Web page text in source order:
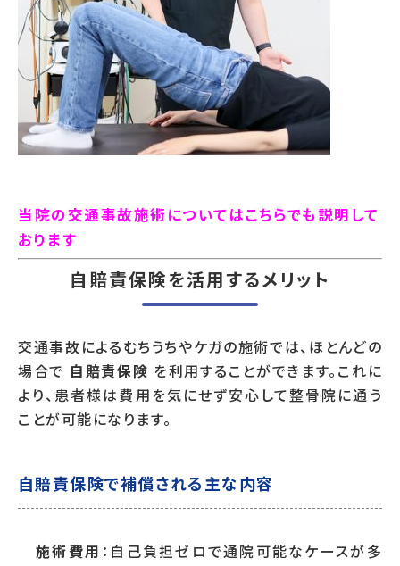
当院の交通事故施術についてはこちらでも説明して
おります
自賠責保険を活用するメリット
交通事故によるむちうちやケガの施術では、ほとんどの
場合で 自賠責保険 を利用することができます。これに
より、患者様は費用を気にせず安心して整骨院に通う
ことが可能になります。
自賠責保険で補償される主な内容
施術費用 ：自己負担ゼロで通院可能なケースが多